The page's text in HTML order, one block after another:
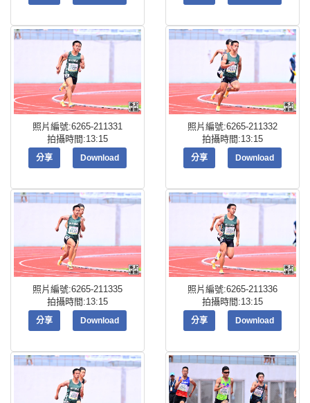
照片編號:6265-211331
拍攝時間:13:15
分享 Download
照片編號:6265-211332
拍攝時間:13:15
分享 Download
照片編號:6265-211335
拍攝時間:13:15
分享 Download
照片編號:6265-211336
拍攝時間:13:15
分享 Download